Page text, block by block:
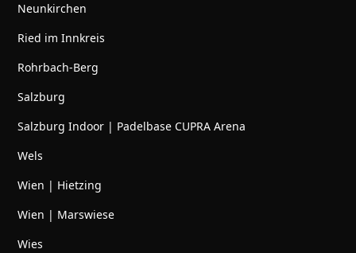
Neunkirchen
Ried im Innkreis
Rohrbach-Berg
Salzburg
Salzburg Indoor | Padelbase CUPRA Arena
Wels
Wien | Hietzing
Wien | Marswiese
Wies